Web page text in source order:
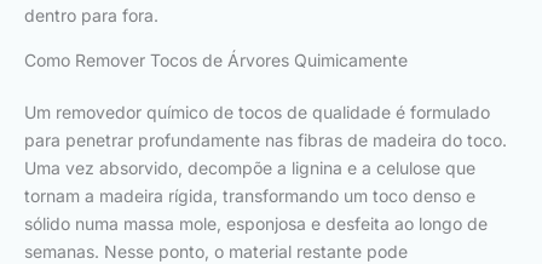
dentro para fora.
Como Remover Tocos de Árvores Quimicamente
Um removedor químico de tocos de qualidade é formulado
para penetrar profundamente nas fibras de madeira do toco.
Uma vez absorvido, decompõe a lignina e a celulose que
tornam a madeira rígida, transformando um toco denso e
sólido numa massa mole, esponjosa e desfeita ao longo de
semanas. Nesse ponto, o material restante pode